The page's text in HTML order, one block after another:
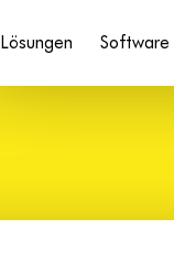
Lösungen Software